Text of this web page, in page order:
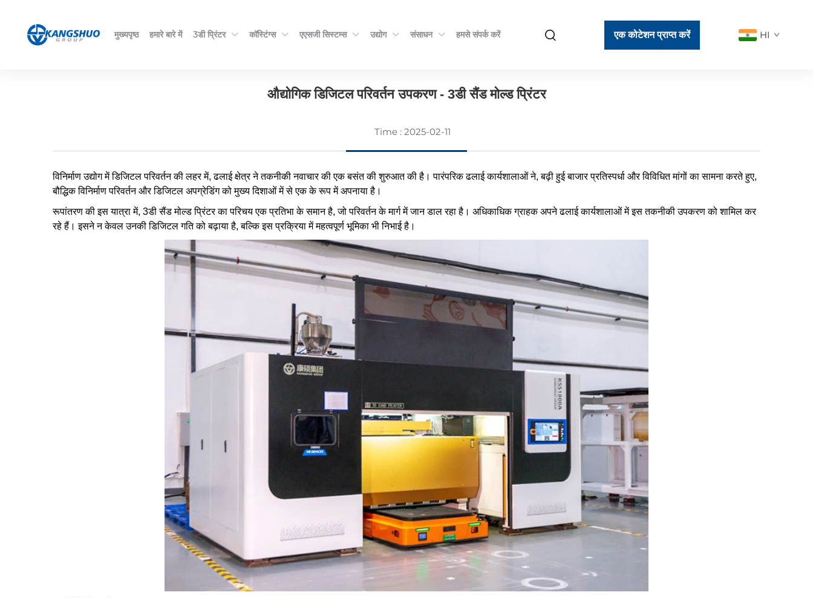
मुख्यपृष्ठ हमारे बारे में 3डी प्रिंटर कॉस्टिंग्स एएसजी सिस्टम्स उद्योग संसाधन हमसे संपर्क करें एक कोटेशन प्राप्त करें HI
औद्योगिक डिजिटल परिवर्तन उपकरण - 3डी सैंड मोल्ड प्रिंटर
Time : 2025-02-11
विनिर्माण उद्योग में डिजिटल परिवर्तन की लहर में, ढलाई क्षेत्र ने तकनीकी नवाचार की एक बसंत की शुरुआत की है। पारंपरिक ढलाई कार्यशालाओं ने, बढ़ी हुई बाजार प्रतिस्पर्धा और विविधित मांगों का सामना करते हुए,
बौद्धिक विनिर्माण परिवर्तन और डिजिटल अपग्रेडिंग को मुख्य दिशाओं में से एक के रूप में अपनाया है।
रूपांतरण की इस यात्रा में, 3डी सैंड मोल्ड प्रिंटर का परिचय एक प्रतिभा के समान है, जो परिवर्तन के मार्ग में जान डाल रहा है। अधिकाधिक ग्राहक अपने ढलाई कार्यशालाओं में इस तकनीकी उपकरण को शामिल कर
रहे हैं। इसने न केवल उनकी डिजिटल गति को बढ़ाया है, बल्कि इस प्रक्रिया में महत्वपूर्ण भूमिका भी निभाई है।